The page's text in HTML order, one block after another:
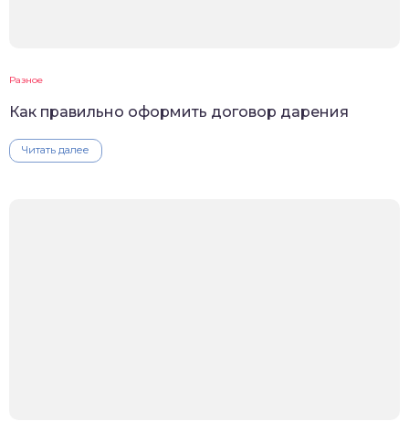
Разное
Как правильно оформить договор дарения
Читать далее